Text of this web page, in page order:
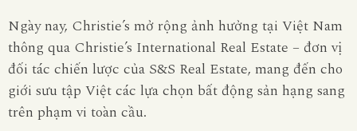
Ngày nay, Christie’s mở rộng ảnh hưởng tại Việt Nam
thông qua Christie’s International Real Estate – đơn vị
đối tác chiến lược của S&S Real Estate, mang đến cho
giới sưu tập Việt các lựa chọn bất động sản hạng sang
trên phạm vi toàn cầu.